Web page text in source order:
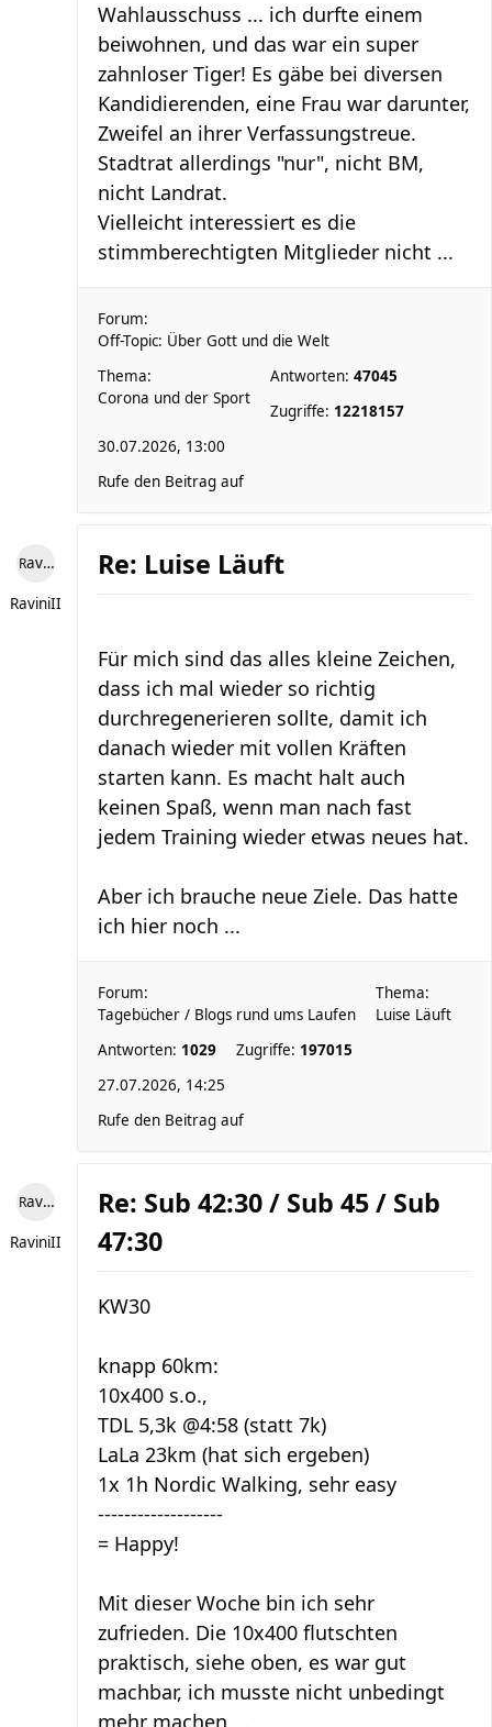
Wahlausschuss ... ich durfte einem
beiwohnen, und das war ein super
zahnloser Tiger! Es gäbe bei diversen
Kandidierenden, eine Frau war darunter,
Zweifel an ihrer Verfassungstreue.
Stadtrat allerdings "nur", nicht BM,
nicht Landrat.
Vielleicht interessiert es die
stimmberechtigten Mitglieder nicht ...
Forum:
Off-Topic: Über Gott und die Welt
Thema:
Corona und der Sport
Antworten: 47045
Zugriffe: 12218157
30.07.2026, 13:00
Rufe den Beitrag auf
RaviniII
RaviniII
Re: Luise Läuft
Für mich sind das alles kleine Zeichen,
dass ich mal wieder so richtig
durchregenerieren sollte, damit ich
danach wieder mit vollen Kräften
starten kann. Es macht halt auch
keinen Spaß, wenn man nach fast
jedem Training wieder etwas neues hat.
Aber ich brauche neue Ziele. Das hatte
ich hier noch ...
Forum:
Tagebücher / Blogs rund ums Laufen
Thema:
Luise Läuft
Antworten: 1029 Zugriffe: 197015
27.07.2026, 14:25
Rufe den Beitrag auf
RaviniII
RaviniII
Re: Sub 42:30 / Sub 45 / Sub
47:30
KW30
knapp 60km:
10x400 s.o.,
TDL 5,3k @4:58 (statt 7k)
LaLa 23km (hat sich ergeben)
1x 1h Nordic Walking, sehr easy
-------------------
= Happy!
Mit dieser Woche bin ich sehr
zufrieden. Die 10x400 flutschten
praktisch, siehe oben, es war gut
machbar, ich musste nicht unbedingt
mehr machen ...